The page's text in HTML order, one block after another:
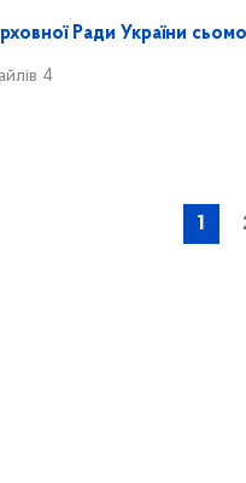
Ради України
4
1